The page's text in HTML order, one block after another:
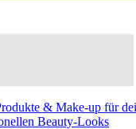
& Make-up für
Beauty-Looks